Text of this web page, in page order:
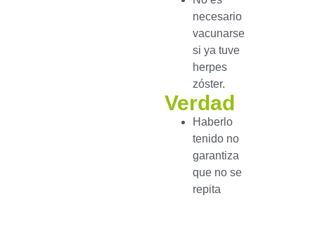
necesario
vacunarse
si ya tuve
herpes
zóster.
Verdad
Haberlo
tenido no
garantiza
que no se
repita